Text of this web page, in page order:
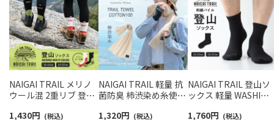
NAIGAI TRAIL メリノ
ウール混 2重リブ 登山
ープ付 クルー丈 足底滑
1,430円 (税込)
NAIGAI TRAIL 軽量 抗
菌防臭 柿渋染め糸使用
【365日最短翌日発送】
1,320円 (税込)
NAIGAI TRAIL 登山ソ
ックス 軽量 WASHI
（TAKUMI≪camifine&
1,760円 (税込)